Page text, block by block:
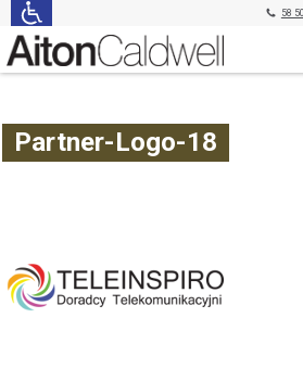
58
Partner-Logo-18